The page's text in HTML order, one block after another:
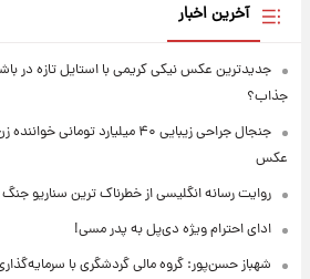
آخرین اخبار
جدیدترین عکس نیکی کریمی با استایل تازه در
جذاب؟
جنجال جراحی زیبایی ۴۰ میلیارد
عکس
روایت رسانه انگلیسی از خطرناک ترین سناریو جنگ
ادای احترام ویژه دی‌پل به پدر مسی!
شهباز حسن‌پور: گروه مالی گردشگری با